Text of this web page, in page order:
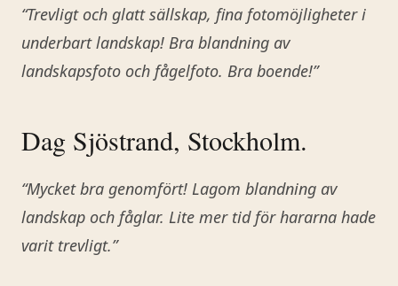
“Trevligt och glatt sällskap, fina fotomöjligheter i
underbart landskap! Bra blandning av
landskapsfoto och fågelfoto. Bra boende!”
Dag Sjöstrand, Stockholm.
“Mycket bra genomfört! Lagom blandning av
landskap och fåglar. Lite mer tid för hararna hade
varit trevligt.”